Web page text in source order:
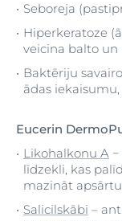
Seboreja
Hiperkeratoze
veicina balto un
Baktēriju
ādas
Eucerin
Likohalkonu A
līdzekli, kas
mazināt
Salicilskābi –